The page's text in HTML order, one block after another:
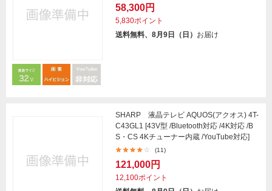
58,300円
5,830ポイント
送料無料、8月9日（日） お届け
SHARP 液晶テレビ AQUOS(アクオス) 4T-
C43GL1 [43V型 /Bluetooth対応 /4K対応 /B
S・CS 4Kチューナー内蔵 /YouTube対応]
(11)
121,000円
12,100ポイント